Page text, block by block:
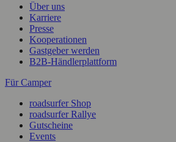
Über uns
Karriere
Presse
Kooperationen
Gastgeber werden
B2B-Händlerplattform
Für Camper
roadsurfer Shop
roadsurfer Rallye
Gutscheine
Events